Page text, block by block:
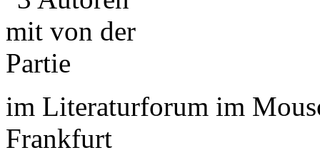
im Literaturforum im
Frankfurt